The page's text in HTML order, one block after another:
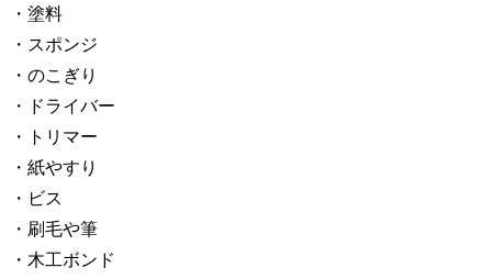
・塗料
・スポンジ
・のこぎり
・ドライバー
・トリマー
・紙やすり
・ビス
・刷毛や筆
・木工ボンド